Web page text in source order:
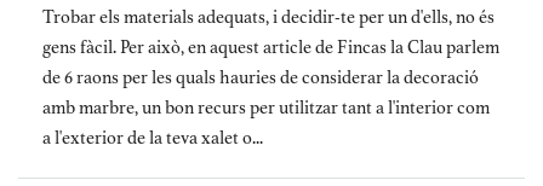
Trobar els materials adequats, i decidir-te per un d'ells, no és
gens fàcil. Per això, en aquest article de Fincas la Clau parlem
de 6 raons per les quals hauries de considerar la decoració
amb marbre, un bon recurs per utilitzar tant a l'interior com
a l'exterior de la teva xalet o...